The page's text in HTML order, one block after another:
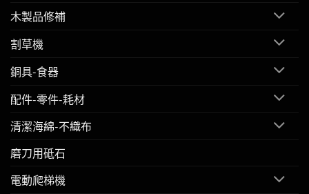
木製品修補
割草機
銅具-食器
配件-零件-耗材
清潔海綿-不織布
磨刀用砥石
電動爬梯機